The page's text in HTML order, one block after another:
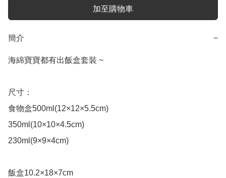
加至購物車
簡介 −
海綿寶寶都有出飯盒套裝 ~
尺寸：
食物盒500ml(12×12×5.5cm)
350ml(10×10×4.5cm)
230ml(9×9×4cm)
飯盒10.2×18×7cm